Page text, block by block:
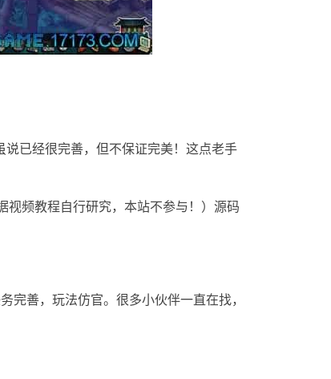
已经很完善，但不保证完美！这点老手
视频教程自行研究，本站不参与！）源码
完善，玩法仿官。很多小伙伴一直在找，